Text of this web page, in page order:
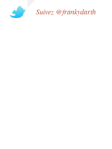
Suivez @frankydarth